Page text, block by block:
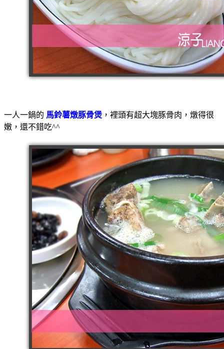
一人一鍋的 馬鈴薯燉豚骨煲 ，裡頭有超大塊豚骨肉，燉得很
嫩，還不錯吃^^